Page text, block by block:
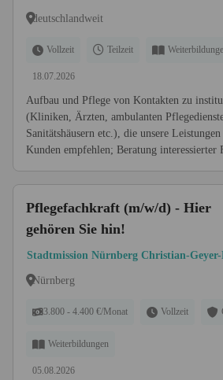
Seniorenbetreuung zu Hause
deutschlandweit
Vollzeit Teilzeit
18.07.2026
Aufbau und Pflege von Kontakten zu
(Kliniken, Ärzten, ambulanten
Sanitätshäusern etc.), die unsere
Kunden empfehlen; Beratung interessierter
Pflegefachkraft (m/w/d) - Hier
gehören Sie hin!
Stadtmission Nürnberg Christian-
Nürnberg
3.800 - 4.400 €/Monat Vollzeit
Weiterbildungen
05.08.2026